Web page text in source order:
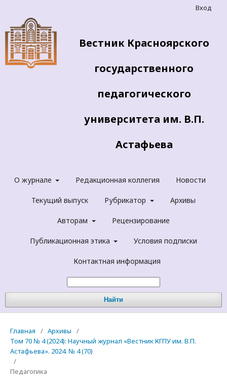
Вестник Красноярского
государственного
педагогического
университета им. В.П.
Астафьева
О журнале Редакционная коллегия Новости
Текущий выпуск Рубрикатор Архивы
Авторам Рецензирование
Публикационная этика Условия подписки
Контактная информация
Найти
Вход
Главная / Архивы
/
Том 70 № 4 (2024): Научный журнал «Вестник КГПУ им. В.П.
Астафьева». 2024. № 4 (70)
/
Педагогика